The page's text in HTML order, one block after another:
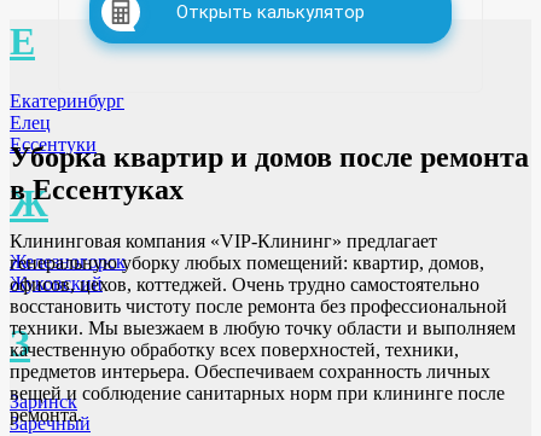
Е
Екатеринбург
Елец
Ессентуки
Ж
Железногорск
Жуковский
З
Заринск
Заречный
Открыть калькулятор
Уборка квартир и домов после ремонта
в Ессентуках
Клининговая компания «VIP-Клининг» предлагает
генеральную уборку любых помещений: квартир, домов,
офисов, цехов, коттеджей. Очень трудно самостоятельно
восстановить чистоту после ремонта без профессиональной
техники. Мы выезжаем в любую точку области и выполняем
качественную обработку всех поверхностей, техники,
предметов интерьера. Обеспечиваем сохранность личных
вещей и соблюдение санитарных норм при клининге после
ремонта.